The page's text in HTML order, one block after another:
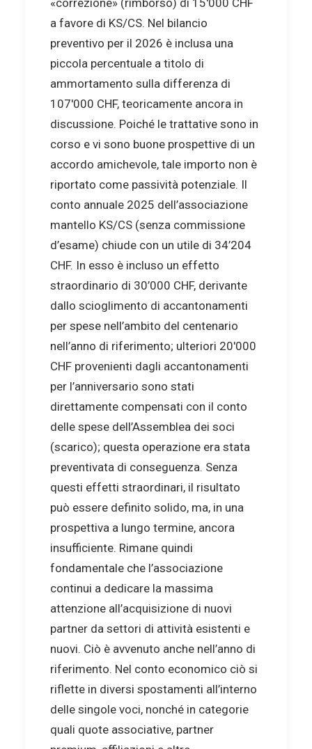
a favore di KS/CS. Nel bilancio
preventivo per il 2026 è inclusa una
piccola percentuale a titolo di
ammortamento sulla differenza di
107'000 CHF, teoricamente ancora in
discussione. Poiché le trattative sono in
corso e vi sono buone prospettive di un
accordo amichevole, tale importo non è
riportato come passività potenziale. Il
conto annuale 2025 dell’associazione
mantello KS/CS (senza commissione
d’esame) chiude con un utile di 34’204
CHF. In esso è incluso un effetto
straordinario di 30’000 CHF, derivante
dallo scioglimento di accantonamenti
per spese nell’ambito del centenario
nell’anno di riferimento; ulteriori 20'000
CHF provenienti dagli accantonamenti
per l’anniversario sono stati
direttamente compensati con il conto
delle spese dell’Assemblea dei soci
(scarico); questa operazione era stata
preventivata di conseguenza. Senza
questi effetti straordinari, il risultato
può essere definito solido, ma, in una
prospettiva a lungo termine, ancora
insufficiente. Rimane quindi
fondamentale che l’associazione
continui a dedicare la massima
attenzione all’acquisizione di nuovi
partner da settori di attività esistenti e
nuovi. Ciò è avvenuto anche nell’anno di
riferimento. Nel conto economico ciò si
riflette in diversi spostamenti all’interno
delle singole voci, nonché in categorie
quali quote associative, partner